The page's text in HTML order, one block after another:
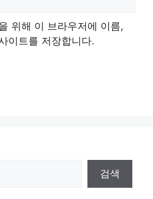
위해 이 브라우저에 이름,
이트를 저장합니다.
검색